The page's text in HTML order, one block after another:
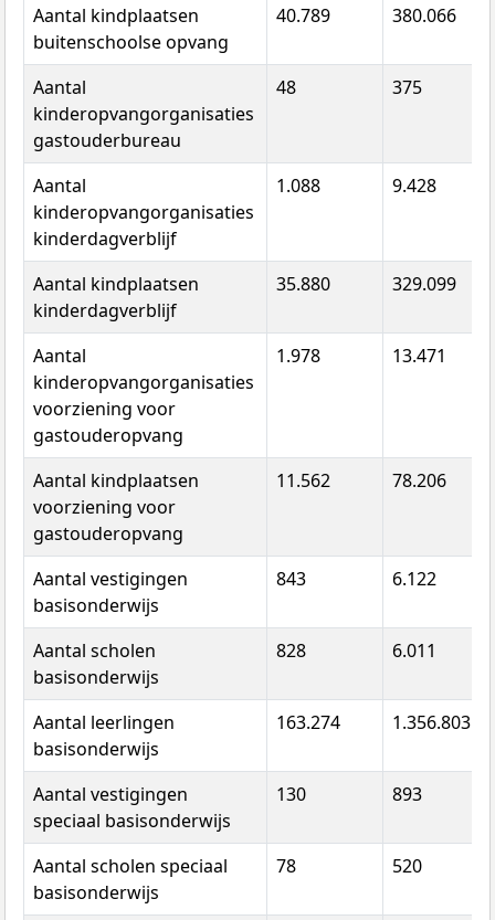
Aantal kindplaatsen
buitenschoolse opvang
40.789 380.066
Aantal
kinderopvangorganisaties
gastouderbureau
48 375
Aantal
kinderopvangorganisaties
kinderdagverblijf
1.088 9.428
Aantal kindplaatsen
kinderdagverblijf
35.880 329.099
Aantal
kinderopvangorganisaties
voorziening voor
gastouderopvang
1.978 13.471
Aantal kindplaatsen
voorziening voor
gastouderopvang
11.562 78.206
Aantal vestigingen
basisonderwijs
843 6.122
Aantal scholen
basisonderwijs
828 6.011
Aantal leerlingen
basisonderwijs
163.274 1.356.803
Aantal vestigingen
speciaal basisonderwijs
130 893
Aantal scholen speciaal
basisonderwijs
78 520